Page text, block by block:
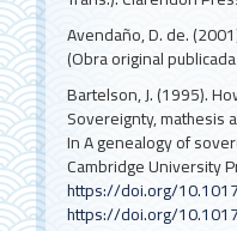
Avendaño, D. de.
(Obra original
Bartelson, J. (1995).
Sovereignty, mathesis
In A genealogy of
Cambridge University
https://doi.org/
https://doi.org/